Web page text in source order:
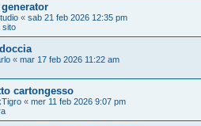
« sab 21 feb 2026 12:35 pm
sito
« mar 17 feb 2026 11:22 am
cartongesso
« mer 11 feb 2026 9:07 pm